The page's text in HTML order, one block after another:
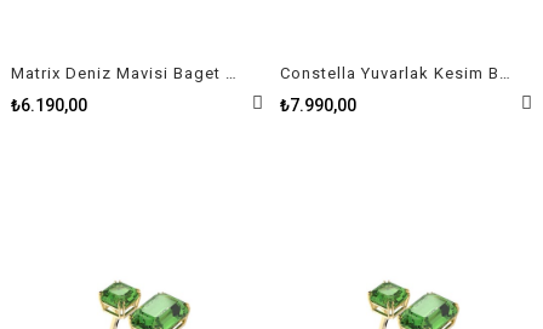
Matrix Deniz Mavisi Baget Kesim Beyaz Rodyum Kaplama Yüzük Size 52
₺6.190,00
Constella Yuvarlak Kesim Beyaz Rodyum Kaplama Yüzük Size 50
₺7.990,00